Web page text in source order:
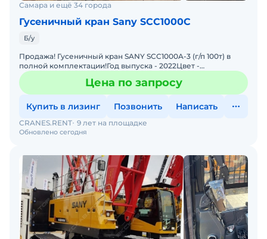
Самара и ещё 34 города
Гусеничный кран Sany SCC1000C
Б/у
Продажа! Гусеничный кран SANY SCC1000A-3 (г/п 100т) в
полной комплектации!Год выпуска - 2022Цвет -
желтыйКомплектация: Комбинация подъемной стрелы 64
м + 18 м1
Цена по запросу
Купить в лизинг Позвонить Написать
Обновлено сегодня
CRANES.RENT 9 лет на площадке